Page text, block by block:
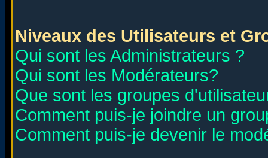
Niveaux des Utilisateurs et
Qui sont les Administrateurs ?
Qui sont les Modérateurs?
Que sont les groupes
Comment puis-je joindre un
Comment puis-je devenir le